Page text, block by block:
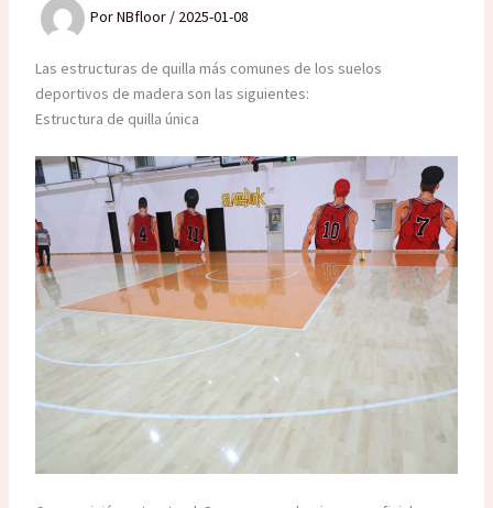
PorNBfloor / 2025-01-08
Las estructuras de quilla más comunes de los suelos
deportivos de madera son las siguientes:
Estructura de quilla única